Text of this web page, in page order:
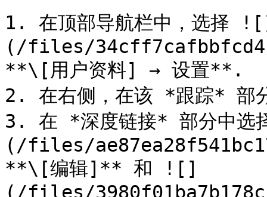
1. 在顶部导航栏中，选择
(/files/
**\[用户资料] → 设置**.
2. 在右侧，在该 *跟踪* 部
3. 在 *深度链接* 部分中
(/files/
**\[编辑]** 和 ![]
(/files/